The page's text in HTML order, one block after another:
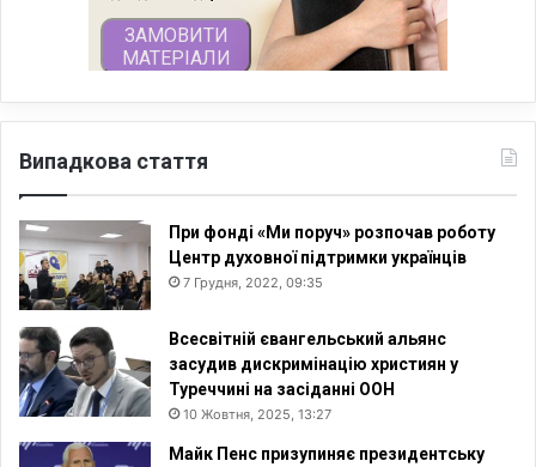
Випадкова стаття
При фонді «Ми поруч» розпочав роботу
Центр духовної підтримки українців
7 Грудня, 2022, 09:35
Всесвітній євангельський альянс
засудив дискримінацію християн у
Туреччині на засіданні ООН
10 Жовтня, 2025, 13:27
Майк Пенс призупиняє президентську